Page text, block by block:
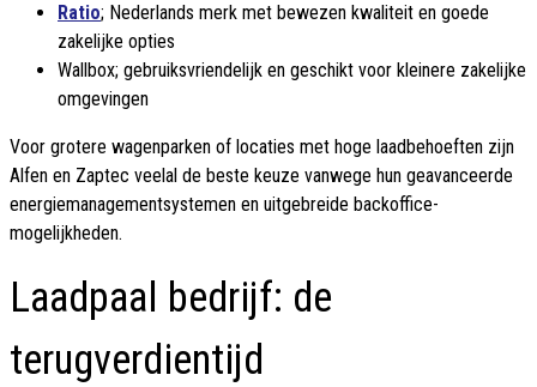
Ratio; Nederlands merk met bewezen kwaliteit en goede
zakelijke opties
Wallbox; gebruiksvriendelijk en geschikt voor kleinere zakelijke
omgevingen
Voor grotere wagenparken of locaties met hoge laadbehoeften zijn
Alfen en Zaptec veelal de beste keuze vanwege hun geavanceerde
energiemanagementsystemen en uitgebreide backoffice-
mogelijkheden.
Laadpaal bedrijf: de
terugverdientijd